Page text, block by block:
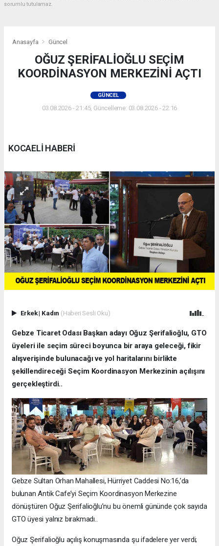
sorumlu tutulamaz.
Anasayfa Güncel
OĞUZ ŞERİFALİOĞLU SEÇİM
KOORDİNASYON MERKEZİNİ AÇTI
GÜNCEL
03.08.2026 - 21:45, Güncelleme: 03.08.2026 - 22:16
KOCAELİ HABERİ
Erkek| Kadın (Haberi Sesli Oku)
Gebze Ticaret Odası Başkan adayı Oğuz Şerifalioğlu, GTO
üyeleri ile seçim süreci boyunca bir araya geleceği, fikir
alışverişinde bulunacağı ve yol haritalarını birlikte
şekillendireceği Seçim Koordinasyon Merkezinin açılışını
gerçekleştirdi..
Gebze Sultan Orhan Mahallesi, Hürriyet Caddesi No:16,’da
bulunan Antik Cafe’yi Seçim Koordinasyon Merkezine
dönüştüren Oğuz Şerifalioğlu’nu bu önemli gününde çok sayıda
GTO üyesi yalnız bırakmadı..
Oğuz Şerifalioğlu açılış konuşmasında şu ifadelere yer verdi;